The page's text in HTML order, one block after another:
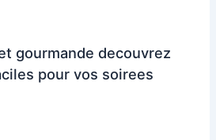
gourmande decouvrez
pour vos soirees